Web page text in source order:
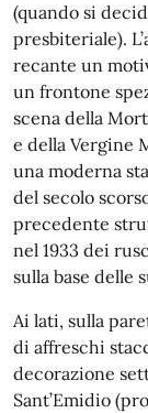
(quando si
presbiteriale).
recante un
un frontone
scena della
e della Vergine
una moderna
del secolo
precedente
nel 1933 dei
sulla base delle
Ai lati, sulla
di affreschi
decorazione
Sant’Emidio